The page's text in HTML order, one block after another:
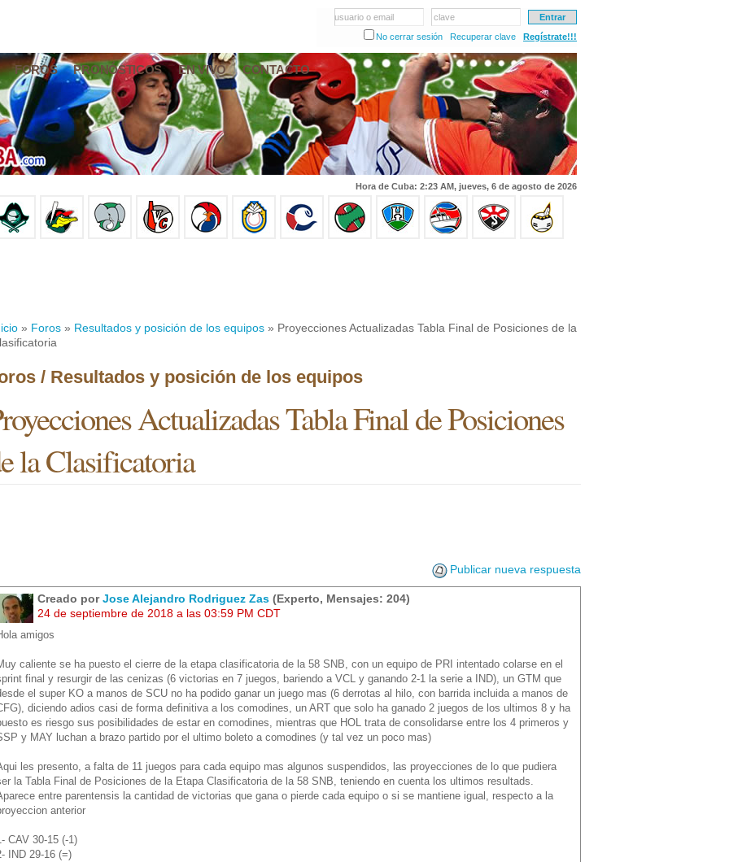
usuario o email
clave
No cerrar sesión
Recuperar clave Regístrate!!!
FOROS PRONÓSTICOS EN VIVO CONTACTO
Hora de Cuba: 2:23 AM, jueves, 6 de agosto de 2026
» Foros » Resultados y posición de los equipos » Proyecciones Actualizadas Tabla Final de Posiciones de la
/ Resultados y posición de los equipos
Actualizadas Tabla Final de Posiciones
la Clasificatoria
Publicar nueva respuesta
Creado porJose Alejandro Rodriguez Zas (Experto, Mensajes: 204)
24 de septiembre de 2018 a las 03:59 PM CDT
amigos
caliente se ha puesto el cierre de la etapa clasificatoria de la 58 SNB, con un equipo de PRI intentado colarse en el
final y resurgir de las cenizas (6 victorias en 7 juegos, bariendo a VCL y ganando 2-1 la serie a IND), un GTM que
el super KO a manos de SCU no ha podido ganar un juego mas (6 derrotas al hilo, con barrida incluida a manos de
diciendo adios casi de forma definitiva a los comodines, un ART que solo ha ganado 2 juegos de los ultimos 8 y ha
es riesgo sus posibilidades de estar en comodines, mientras que HOL trata de consolidarse entre los 4 primeros y
y MAY luchan a brazo partido por el ultimo boleto a comodines (y tal vez un poco mas)
les presento, a falta de 11 juegos para cada equipo mas algunos suspendidos, las proyecciones de lo que pudiera
la Tabla Final de Posiciones de la Etapa Clasificatoria de la 58 SNB, teniendo en cuenta los ultimos resultads.
entre parentensis la cantidad de victorias que gana o pierde cada equipo o si se mantiene igual, respecto a la
anterior
CAV 30-15 (-1)
IND 29-16 (=)